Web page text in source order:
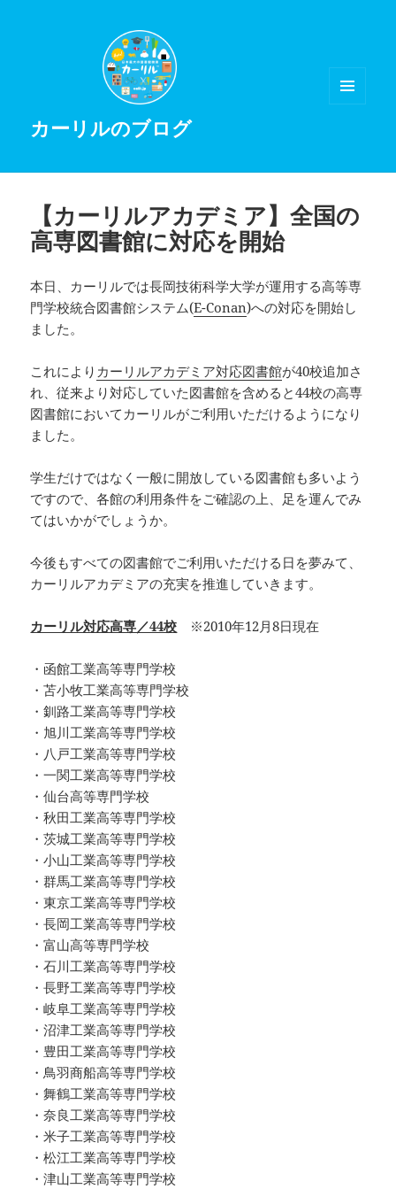
カーリルのブログ
【カーリルアカデミア】全国の
高専図書館に対応を開始
本日、カーリルでは長岡技術科学大学が運用する高等専
門学校統合図書館システム(E-Conan)への対応を開始し
ました。
これにより カーリルアカデミア対応図書館が40校追加さ
れ、従来より対応していた図書館を含めると44校の高専
図書館においてカーリルがご利用いただけるようになり
ました。
学生だけではなく一般に開放している図書館も多いよう
ですので、各館の利用条件をご確認の上、足を運んでみ
てはいかがでしょうか。
今後もすべての図書館でご利用いただける日を夢みて、
カーリルアカデミアの充実を推進していきます。
カーリル対応高専／44校 ※2010年12月8日現在
・函館工業高等専門学校
・苫小牧工業高等専門学校
・釧路工業高等専門学校
・旭川工業高等専門学校
・八戸工業高等専門学校
・一関工業高等専門学校
・仙台高等専門学校
・秋田工業高等専門学校
・茨城工業高等専門学校
・小山工業高等専門学校
・群馬工業高等専門学校
・東京工業高等専門学校
・長岡工業高等専門学校
・富山高等専門学校
・石川工業高等専門学校
・長野工業高等専門学校
・岐阜工業高等専門学校
・沼津工業高等専門学校
・豊田工業高等専門学校
・鳥羽商船高等専門学校
・舞鶴工業高等専門学校
・奈良工業高等専門学校
・米子工業高等専門学校
・松江工業高等専門学校
・津山工業高等専門学校